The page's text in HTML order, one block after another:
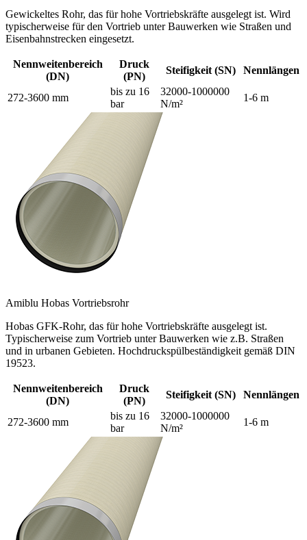
Gewickeltes Rohr, das für hohe Vortriebskräfte ausgelegt ist. Wird
typischerweise für den Vortrieb unter Bauwerken wie Straßen und
Eisenbahnstrecken eingesetzt.
Nennweitenbereich
(DN)
Druck
(PN)
Steifigkeit (SN) Nennlängen
272-3600 mm
bis zu 16
bar
32000-1000000
N/m²
1-6 m
Amiblu Hobas Vortriebsrohr
Hobas GFK-Rohr, das für hohe Vortriebskräfte ausgelegt ist.
Typischerweise zum Vortrieb unter Bauwerken wie z.B. Straßen
und in urbanen Gebieten. Hochdruckspülbeständigkeit gemäß DIN
19523.
Nennweitenbereich
(DN)
Druck
(PN)
Steifigkeit (SN) Nennlängen
272-3600 mm
bis zu 16
bar
32000-1000000
N/m²
1-6 m